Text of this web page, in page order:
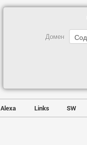
Домен
Alexa Links SW